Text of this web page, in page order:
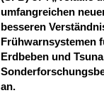
umfangreichen
besseren
Frühwarnsystemen
Erdbeben und
an.